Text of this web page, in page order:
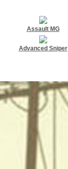
Assault MG
Advanced Sniper